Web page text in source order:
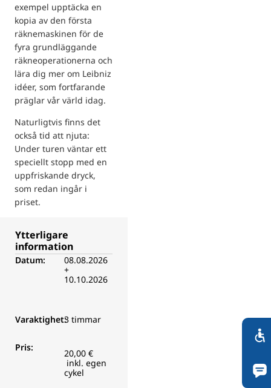
exempel upptäcka en
kopia av den första
räknemaskinen för de
fyra grundläggande
räkneoperationerna och
lära dig mer om Leibniz
idéer, som fortfarande
präglar vår värld idag.
Naturligtvis finns det
också tid att njuta:
Under turen väntar ett
speciellt stopp med en
uppfriskande dryck,
som redan ingår i
priset.
Ytterligare
information
Datum:
08.08.2026
+
10.10.2026
Varaktighet:3 timmar
Pris:
20,00 €
inkl. egen
cykel